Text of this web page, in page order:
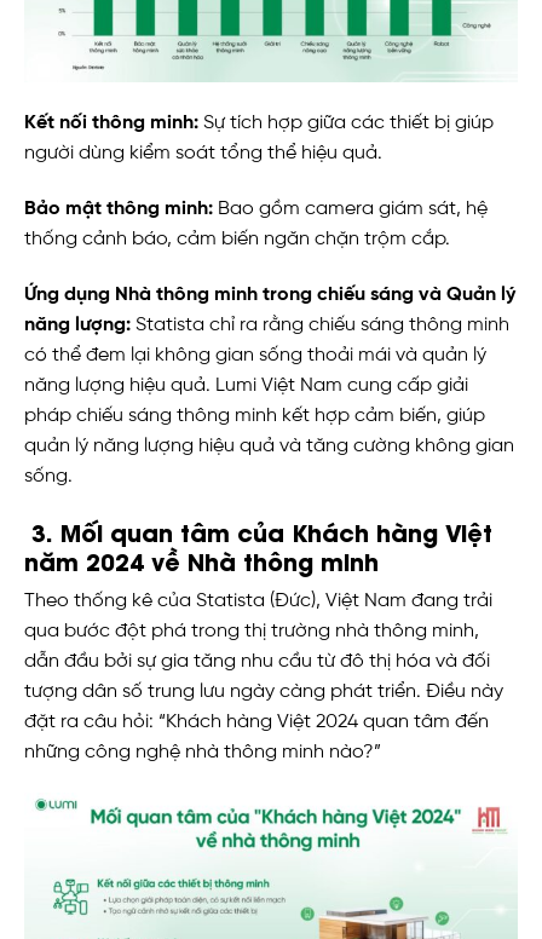
Kết nối thông minh: Sự tích hợp giữa các thiết bị giúp
người dùng kiểm soát tổng thể hiệu quả.
Bảo mật thông minh: Bao gồm camera giám sát, hệ
thống cảnh báo, cảm biến ngăn chặn trộm cắp.
Ứng dụng Nhà thông minh trong chiếu sáng và Quản lý
năng lượng: Statista chỉ ra rằng chiếu sáng thông minh
có thể đem lại không gian sống thoải mái và quản lý
năng lượng hiệu quả. Lumi Việt Nam cung cấp giải
pháp chiếu sáng thông minh kết hợp cảm biến, giúp
quản lý năng lượng hiệu quả và tăng cường không gian
sống.
3. Mối quan tâm của Khách hàng Việt
năm 2024 về Nhà thông minh
Theo thống kê của Statista (Đức), Việt Nam đang trải
qua bước đột phá trong thị trường nhà thông minh,
dẫn đầu bởi sự gia tăng nhu cầu từ đô thị hóa và đối
tượng dân số trung lưu ngày càng phát triển. Điều này
đặt ra câu hỏi: “Khách hàng Việt 2024 quan tâm đến
những công nghệ nhà thông minh nào?”